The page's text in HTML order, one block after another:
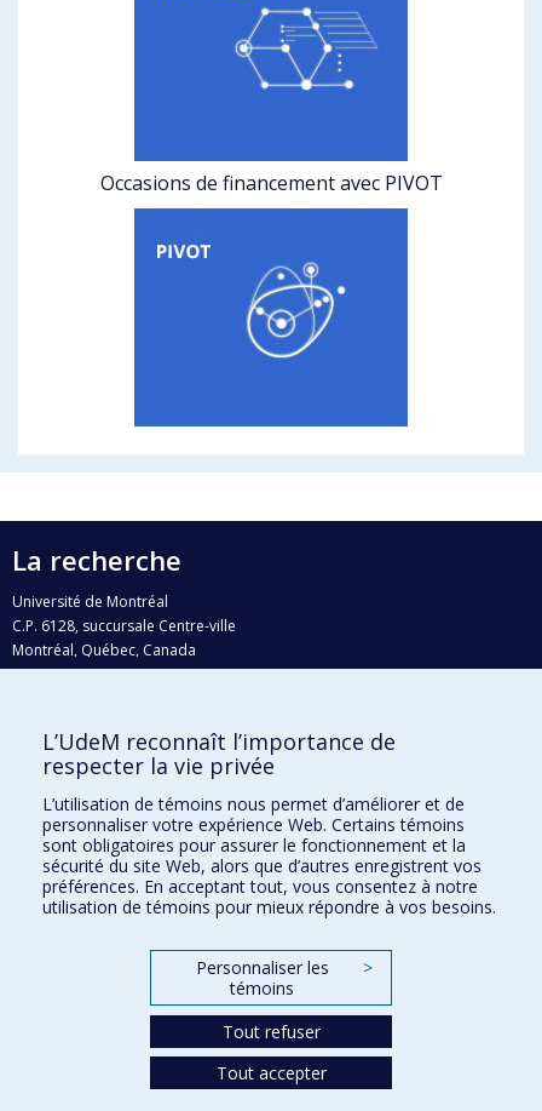
Occasions de financement avec PIVOT
La recherche
Université de Montréal
C.P. 6128, succursale Centre-ville
Montréal, Québec, Canada
H3C 3J7
Qui fait quoi?
Nous trouver
Plan du site
Accessibilité
L’UdeM reconnaît l’importance de
respecter la vie privée
L’utilisation de témoins nous permet d’améliorer et de
personnaliser votre expérience Web. Certains témoins
sont obligatoires pour assurer le fonctionnement et la
sécurité du site Web, alors que d’autres enregistrent vos
préférences. En acceptant tout, vous consentez à notre
utilisation de témoins pour mieux répondre à vos besoins.
Personnaliser les
témoins
>
Tout refuser
Tout accepter